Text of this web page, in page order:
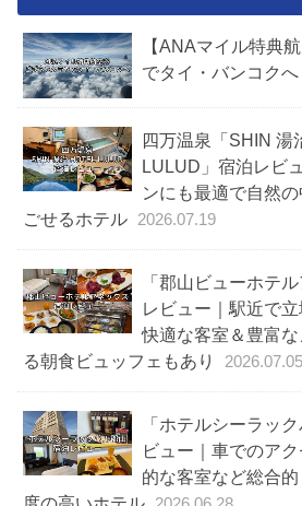
【ANAマイル特典
でタイ・バンコクへ
四万温泉「SHIN 湯
LULUD」宿泊レビ
ンにも最適で自然
ごせるホテル
2026.07.19
「郡山ビューホテ
レビュー｜駅近で
快適な客室＆豊富
る朝食ビュッフェもあり
2026.07.05
「ホテルシーラッ
ビュー｜車でのア
的な客室など総合